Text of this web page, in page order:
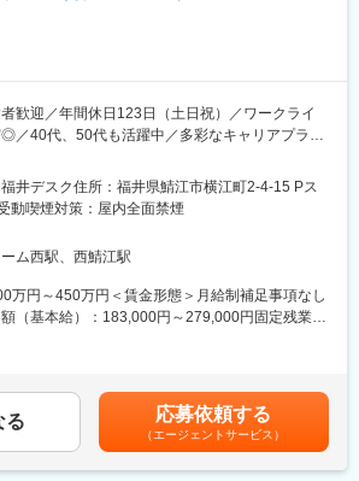
排水・インフラ資材
プの中核企業として、多彩な商品の卸・流通事
インフラを支える「水と住まいの専門商社」
1,000億円以上成長！15期連続増収・6期連続増
社員数5,600名以上のスケールでありつつ、地域
トワークで、地域に最適な営業戦略を展開。
年間ほどかけて開発を進めます。
ロジェクトが同時進行しています。
同行なども発生しますが、基本的には部署内のベ
するため、原則対応することはありません。
し織りを行っていただき、製品開発の流れを習
）の一員として、少しずつプロジェクトに参加し
れなどを覚えていただけます。
て
の表地やコートの生地に当社製品が使われてお
エステル・ナイロン）高密度織物の製造・販売を
手触りや質感、品質にとことんこだわった生地を
製造しています。
ドへの輸出取引も商社に頼らず自社で行ってい
歓迎／年間休日123日（土日祝）／ワークライ
／40代、50代も活躍中／多彩なキャリアプラン
機器開発現場で、3D CADを使用した下記設計業
担当いただきます。
想設計、図面作成まで。お客様や協力会社との
検討、モデリング、設計変更提案、関係部門との
” へと進化するためには、技術サポート部門は会
井デスク住所：福井県鯖江市横江町2-4-15 Pス
動喫煙対策：屋内全面禁煙
ム西駅、西鯖江駅
万円～450万円＜賃金形態＞月給制補足事項なし
（基本給）：183,000円～279,000円固定残業手
齢・経験・能力等を考慮の上、最終決定します。
9月）※定期昇給あり（月3千円～1万円アップ） ■
、12月）賃金はあくまでも目安の金額であり、
する可能性があります。月給(月額)は固定手当を
る 応募依頼する
（エージェントサービス）